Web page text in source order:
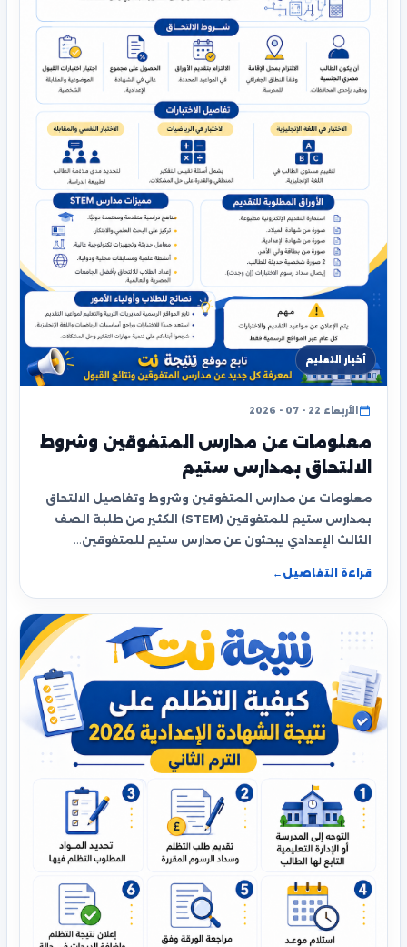
أخبار التعليم
الأربعاء 22 - 07 - 2026
معلومات عن مدارس المتفوقين وشروط
الالتحاق بمدارس ستيم
معلومات عن مدارس المتفوقين وشروط وتفاصيل الالتحاق
بمدارس ستيم للمتفوقين (STEM) الكثير من طلبة الصف
الثالث الإعدادي يبحثون عن مدارس ستيم للمتفوقين…
قراءة التفاصيل ←